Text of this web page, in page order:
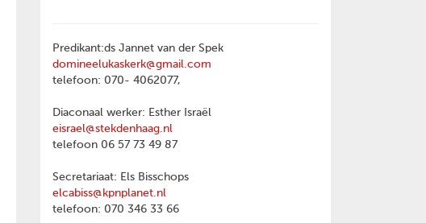
Predikant:ds Jannet van der Spek
domineelukaskerk@gmail.com
telefoon: 070- 4062077,
Diaconaal werker: Esther Israël
eisrael@stekdenhaag.nl
telefoon 06 57 73 49 87
Secretariaat: Els Bisschops
elcabiss@kpnplanet.nl
telefoon: 070 346 33 66